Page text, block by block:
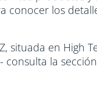
conocer los
situada en High
la